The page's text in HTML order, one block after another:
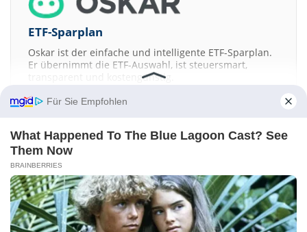
ETF-Sparplan
Oskar ist der einfache und intelligente ETF-Sparplan.
Er übernimmt die ETF-Auswahl, ist steuersmart,
transparent und kostengünstig.
JETZT MEHR ERFAHREN
Aktien ATX DAX EuroStoxx 50 Dow Jones NASDAQ 100 Nikkei 225
S&P 500
Kontakt-Impressum- Werbung-Barrierefreiheit
Für Sie Empfohlen
What Happened To The Blue Lagoon Cast? See
Them Now
BRAINBERRIES